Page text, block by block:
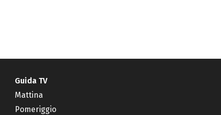
Guida TV
Mattina
Pomeriggio